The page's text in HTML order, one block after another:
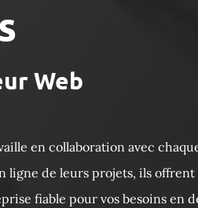
Web
en collaboration avec
ligne de leurs projets, ils
fiable pour vos besoins en